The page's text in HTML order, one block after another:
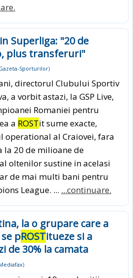
Superliga: "20 de
plus transferuri"
Sporturilor)
directorul Clubului Sportiv
a vorbit astazi, la GSP Live,
Romaniei pentru
a ROSTit sume exacte,
operational al Craiovei, fara
la 20 de milioane de
oltenilor sustine in acelasi
de mai multi bani pentru
League. ... ...continuare.
la o grupare care a
pROSTitueze si a
de 30% la camata
)